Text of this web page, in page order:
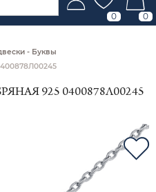
0 0
- Буквы
925 0400878Л00245